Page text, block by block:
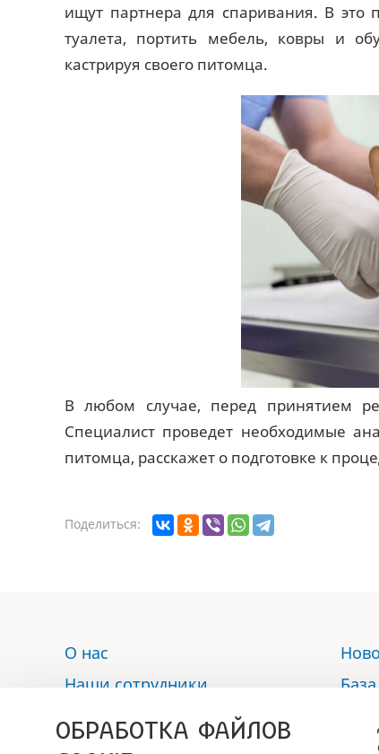
ищут партнера для спаривания. В это
туалета, портить мебель, ковры и
кастрируя своего питомца.
В любом случае, перед принятием
Специалист проведет необходимые
питомца, расскажет о подготовке к
Поделиться:
О нас
Наши сотрудники
ОБРАБОТКА ФАЙЛОВ